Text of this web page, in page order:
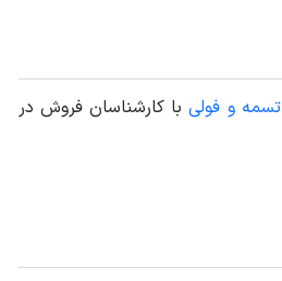
و فولیبا کارشناسان فروش در